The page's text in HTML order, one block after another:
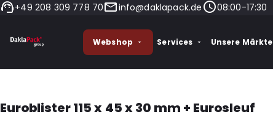
+49 208 309 778 70 info@daklapack.de 08:00-17:30
Webshop Services Unsere Märkte
Euroblister 115 x 45 x 30 mm + Eurosleuf